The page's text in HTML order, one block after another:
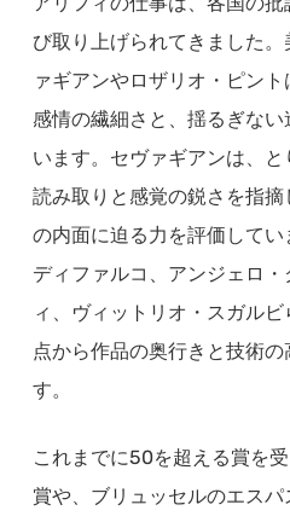
び取り上げられてきました
ァギアンやロザリオ・ピン
感情の繊細さと、揺るぎな
います。セヴァギアンは、
読み取りと感覚の鋭さを指
の内面に迫る力を評価して
ディファルコ、アンジェロ
ィ、ヴィットリオ・スガル
点から作品の奥行きと技術
す。
これまでに50を超える賞を
賞や、ブリュッセルのエス